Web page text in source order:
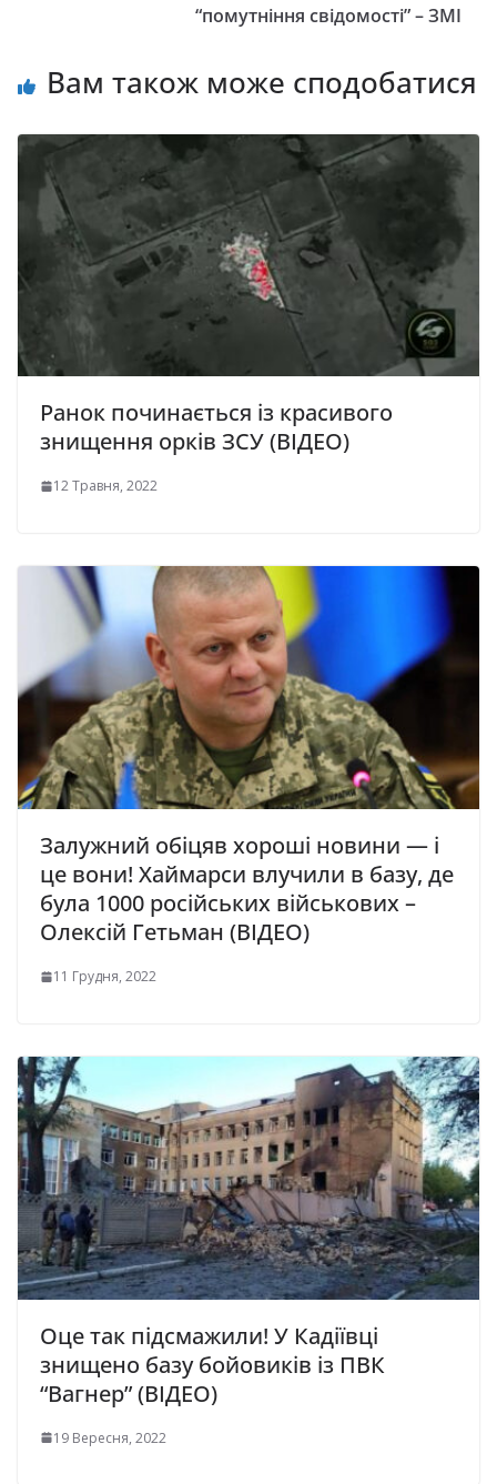
“помутніння свідомості” – ЗМІ
Вам також може сподобатися
Ранок починається із красивого
знищення орків ЗСУ (ВІДЕО)
12 Травня, 2022
Залужний обіцяв хороші новини — і
це вони! Хаймарси влучили в базу, де
була 1000 роcійських вiйськових –
Олексій Гетьман (ВІДЕО)
11 Грудня, 2022
Оце так підсмажили! У Кадіївці
знищено базу бойовиків із ПВК
“Вагнер” (ВІДЕО)
19 Вересня, 2022